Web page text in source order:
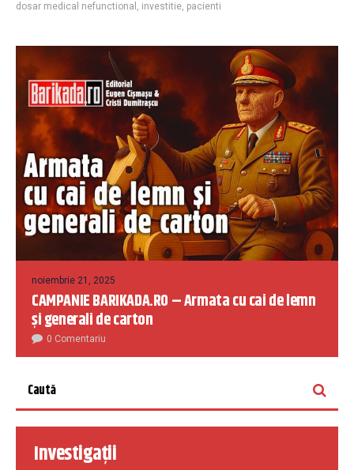
dosar medical nefunctional , investitie, pacienti
noiembrie 21, 2025
CAMPANIE BARIKADA.RO – Armata cu cai de lemn
și generali de carton
0 Comentariu
Investigații